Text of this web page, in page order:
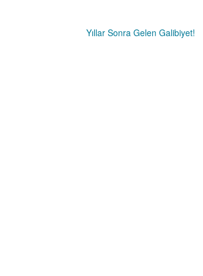
Yıllar Sonra Gelen Galibiyet!